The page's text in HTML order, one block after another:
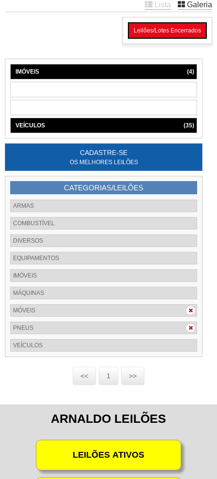
Lista Galeria
Leilões/Lotes Encerrados
IMÓVEIS (4)
VEÍCULOS (35)
CADASTRE-SE
OS MELHORES LEILÕES
CATEGORIAS/LEILÕES
ARMAS
COMBUSTÍVEL
DIVERSOS
EQUIPAMENTOS
IMÓVEIS
MÁQUINAS
MÓVEIS
PNEUS
VEÍCULOS
<< 1 >>
ARNALDO LEILÕES